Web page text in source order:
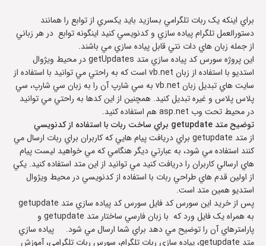
براي اينکه يک ربات تلگرامي بسازيد بايد يکسري از توابع را همانند
دستورالعمل تلگرام پياده سازي و کدنويسي کنيد اينگونه توابع در هر زباني
از جمله زبان هاي دات نتي قابل پياده سازي مي باشند.
اين پروژه سورس کد پياده سازي متد getUpdates در محيط ويژوال
استديو با استفاده از زبان vb.net است که به راحتي مي توانيد با استفاده از
سايت هاي تبديل زبان vb.net به سي شارپ آن را به زبان سي شارپ، سي
پلاس پلاس و غيره تبديل کنيد. همچنين از اين کدها به راحتي مي توانيد
در محيط تحت وب asp.net هم استفاده کنيد.
توضيح متد getupdate براي ساخت ربات با استفاده از کدنويسي
از متد getupdate براي دريافت پيام هايي که کاربران براي ربات ارسال مي
کنند استفاده مي شود، به عبارتي ديگر هنگامي که مي خواهيد ليست پيام
هاي ارسالي کاربران را دريافت کنيد مي توانيد از اين متد استفاده کنيد. يکي
از اولين قدم هاي طراحي ربات با استفاده از کدنويسي در محيط ويژوال
استديو همين متد است.
پس از خريد اين سورس کد فايل سورس کد پياده سازي متد getupdate
به همراه يک فايل ورد که با زبان فارسي ساختار متد getupdate و
پارامترهاي آن را توضيح مي دهد براي شما ارسال مي شود. پياده سازي
متد getupdate، پياده سازي ربات تلگرام، سورس ربات تلگرامي، آموزش